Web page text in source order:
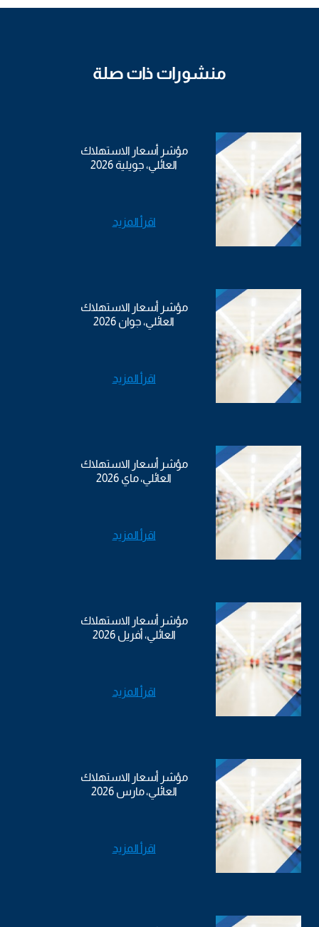
منشورات ذات صلة
مؤشر أسعار الاستهلاك
العائلي، جويلية 2026
اقرأ المزيد
مؤشر أسعار الاستهلاك
العائلي، جوان 2026
اقرأ المزيد
مؤشر أسعار الاستهلاك
العائلي، ماي 2026
اقرأ المزيد
مؤشر أسعار الاستهلاك
العائلي، أفريل 2026
اقرأ المزيد
مؤشر أسعار الاستهلاك
العائلي، مارس 2026
اقرأ المزيد